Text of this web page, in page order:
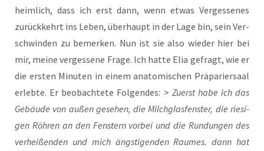
heim­lich, dass ich erst dann, wenn etwas Ver­ges­se­nes
zurück­kehrt ins Leben, über­haupt in der Lage bin, sein Ver­
schwin­den zu bemer­ken. Nun ist sie also wie­der hier bei
mir, mei­ne ver­ges­se­ne Fra­ge. Ich hat­te Elia gefragt, wie er
die ers­ten Minu­ten in einem ana­to­mi­schen Prä­pa­rier­saal
erleb­te. Er beob­ach­te­te Fol­gen­des: > Zuerst habe ich das
Gebäu­de von außen gese­hen, die Milch­glas­fens­ter, die rie­si­
gen Röh­ren an den Fens­tern vor­bei und die Run­dun­gen des
ver­hei­ßen­den und mich ängs­ti­gen­den Rau­mes. dann hat